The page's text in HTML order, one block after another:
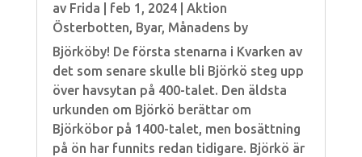
av Frida feb 1, 2024| Aktion
Österbotten, Byar, Månadens by
Björköby! De första stenarna i Kvarken av
det som senare skulle bli Björkö steg upp
över havsytan på 400-talet. Den äldsta
urkunden om Björkö berättar om
Björköbor på 1400-talet, men bosättning
på ön har funnits redan tidigare. Björkö är